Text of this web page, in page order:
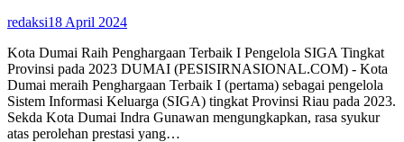
redaksi18 April 2024
Kota Dumai Raih Penghargaan Terbaik I Pengelola SIGA Tingkat
Provinsi pada 2023 DUMAI (PESISIRNASIONAL.COM) - Kota
Dumai meraih Penghargaan Terbaik I (pertama) sebagai pengelola
Sistem Informasi Keluarga (SIGA) tingkat Provinsi Riau pada 2023.
Sekda Kota Dumai Indra Gunawan mengungkapkan, rasa syukur
atas perolehan prestasi yang…